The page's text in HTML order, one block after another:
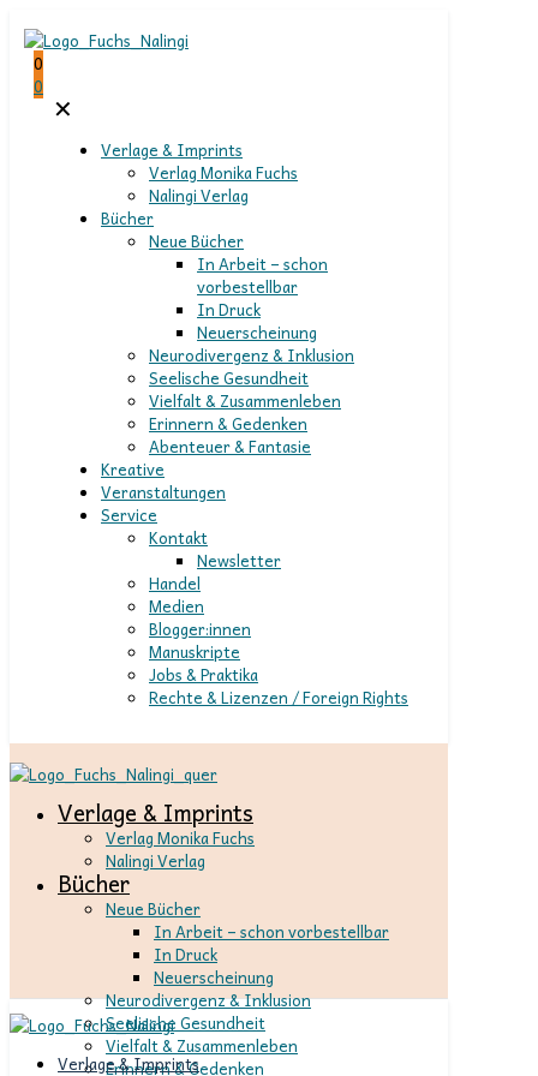
0
0
✕
Verlage & Imprints
Verlag Monika Fuchs
Nalingi Verlag
Bücher
Neue Bücher
In Arbeit – schon
vorbestellbar
In Druck
Neuerscheinung
Neurodivergenz & Inklusion
Seelische Gesundheit
Vielfalt & Zusammenleben
Erinnern & Gedenken
Abenteuer & Fantasie
Kreative
Veranstaltungen
Service
Kontakt
Newsletter
Handel
Medien
Blogger:innen
Manuskripte
Jobs & Praktika
Rechte & Lizenzen / Foreign Rights
Verlage & Imprints
Verlag Monika Fuchs
Nalingi Verlag
Bücher
Neue Bücher
In Arbeit – schon vorbestellbar
In Druck
Neuerscheinung
Neurodivergenz & Inklusion
Seelische Gesundheit
Vielfalt & Zusammenleben
Erinnern & Gedenken
Verlage & Imprints